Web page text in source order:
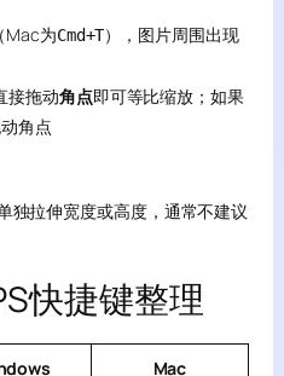
Mac为Cmd+T），图片周围出现
接拖动角点即可等比缩放；如果
角点
独拉伸宽度或高度，通常不建议
快捷键整理
Mac